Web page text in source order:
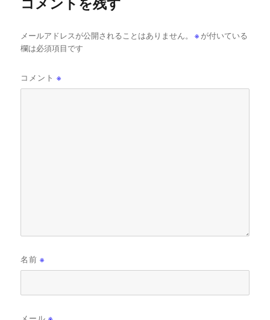
コメントを残す
メールアドレスが公開されることはありません。 ※ が付いている
欄は必須項目です
コメント※
名前※